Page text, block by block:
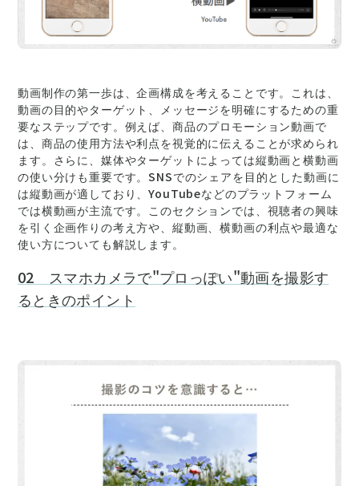
動画制作の第一歩は、企画構成を考えることです。これは、
動画の目的やターゲット、メッセージを明確にするための重
要なステップです。例えば、商品のプロモーション動画で
は、商品の使用方法や利点を視覚的に伝えることが求められ
ます。さらに、媒体やターゲットによっては縦動画と横動画
の使い分けも重要です。SNSでのシェアを目的とした動画に
は縦動画が適しており、YouTubeなどのプラットフォーム
では横動画が主流です。このセクションでは、視聴者の興味
を引く企画作りの考え方や、縦動画、横動画の利点や最適な
使い方についても解説します。
02 スマホカメラで"プロっぽい"動画を撮影す
るときのポイント